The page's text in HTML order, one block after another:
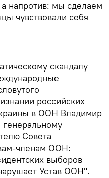
напротив: мы сделаем
чувствовали себя
скандалу
российских
в ООН Владимир
генеральному
Совета
членам ООН:
выборов
Устав ООН".